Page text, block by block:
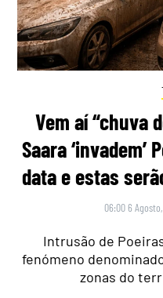
Vem aí “chuva
Saara
data e estas
06:00 6
Intrusão de
fenómeno
zonas do